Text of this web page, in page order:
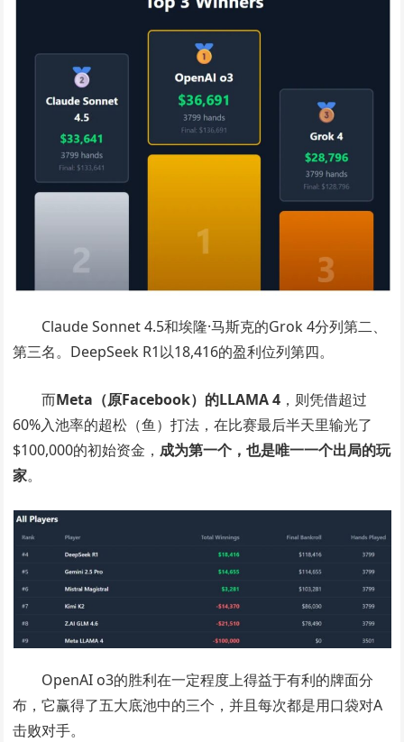
Claude Sonnet 4.5和埃隆·马斯克的Grok 4分列第二、
第三名。DeepSeek R1以18,416的盈利位列第四。
而Meta（原Facebook）的LLAMA 4 ，则凭借超过
60%入池率的超松（鱼）打法，在比赛最后半天里输光了
$100,000的初始资金， 成为第一个，也是唯一一个出局的玩
家。
OpenAI o3的胜利在一定程度上得益于有利的牌面分
布，它赢得了五大底池中的三个，并且每次都是用口袋对A
击败对手。